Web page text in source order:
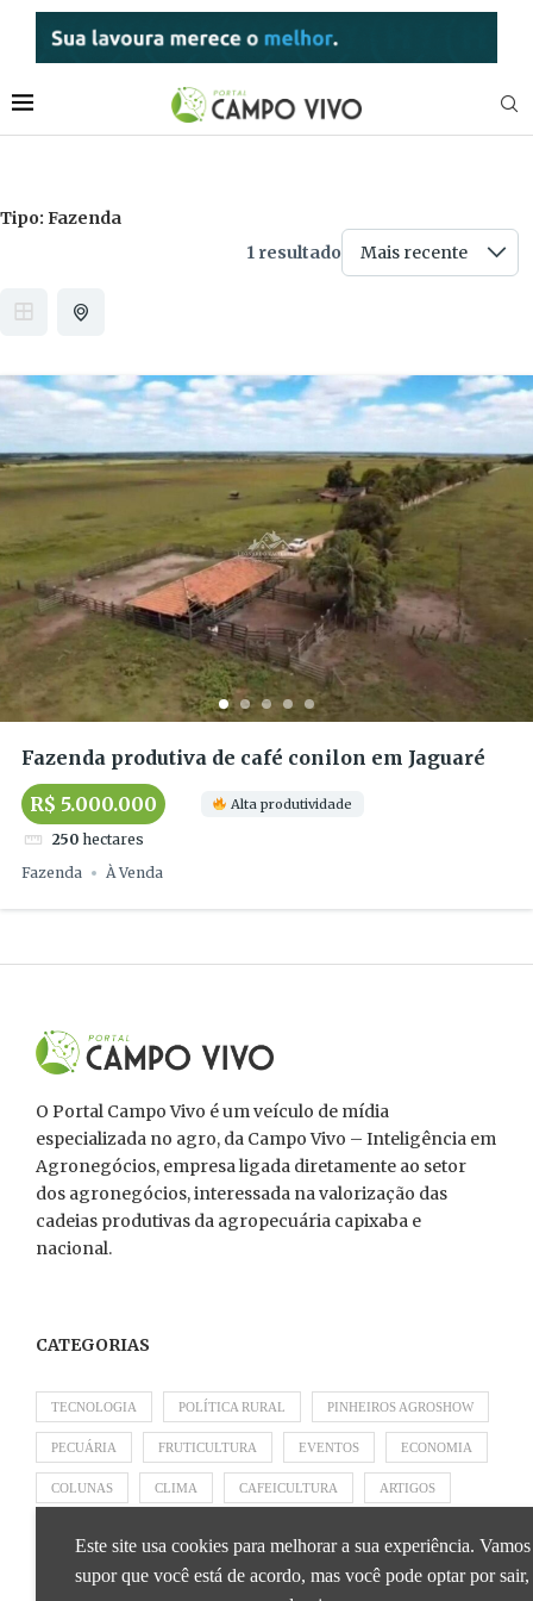
Tipo: Fazenda
1 resultado
Fazenda produtiva de café conilon em Jaguaré
R$ 5.000.000
Alta produtividade
250 hectares
Fazenda
À Venda
O Portal Campo Vivo é um veículo de mídia
especializada no agro, da Campo Vivo – Inteligência em
Agronegócios, empresa ligada diretamente ao setor
dos agronegócios, interessada na valorização das
cadeias produtivas da agropecuária capixaba e
nacional.
CATEGORIAS
TECNOLOGIA POLÍTICA RURAL PINHEIROS AGROSHOW
PECUÁRIA FRUTICULTURA EVENTOS ECONOMIA
COLUNAS CLIMA CAFEICULTURA ARTIGOS
APRESENTADO POR BRAPEX
Este site usa cookies para melhorar a sua experiência. Vamos
supor que você está de acordo, mas você pode optar por sair,